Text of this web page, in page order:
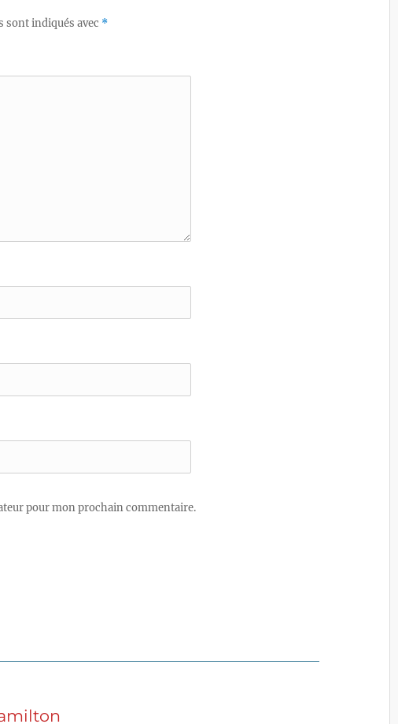
sont indiqués avec *
pour mon prochain commentaire.